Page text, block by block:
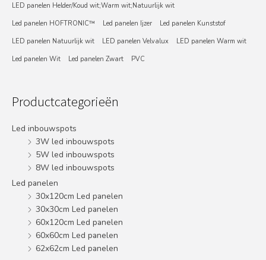
LED panelen Helder/Koud wit;Warm wit;Natuurlijk wit
Led panelen HOFTRONIC™
Led panelen Ijzer
Led panelen Kunststof
LED panelen Natuurlijk wit
LED panelen Velvalux
LED panelen Warm wit
Led panelen Wit
Led panelen Zwart PVC
Productcategorieën
Led inbouwspots
3W led inbouwspots
5W led inbouwspots
8W led inbouwspots
Led panelen
30x120cm Led panelen
30x30cm Led panelen
60x120cm Led panelen
60x60cm Led panelen
62x62cm Led panelen